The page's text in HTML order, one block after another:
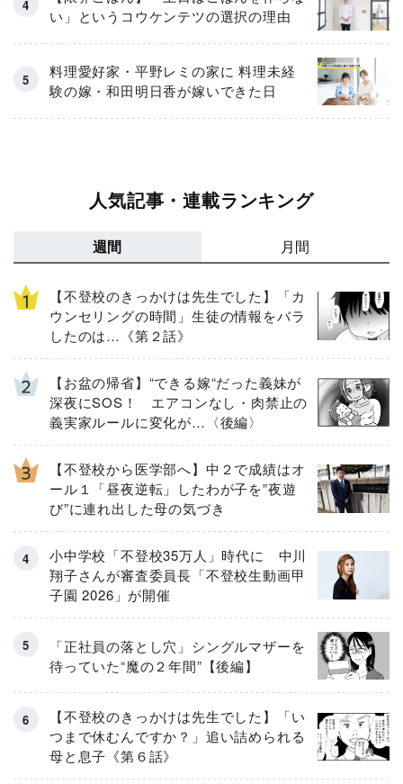
い」というコウケンテツの選択の理由
料理愛好家・平野レミの家に 料理未経
験の嫁・和田明日香が嫁いできた日
人気記事・連載ランキング
週間 月間
【不登校のきっかけは先生でした】「カ
ウンセリングの時間」生徒の情報をバラ
したのは…《第２話》
【お盆の帰省】“できる嫁“だった義妹が
深夜にSOS！ エアコンなし・肉禁止の
義実家ルールに変化が…〈後編〉
【不登校から医学部へ】中２で成績はオ
ール１「昼夜逆転」したわが子を”夜遊
び”に連れ出した母の気づき
小中学校「不登校35万人」時代に 中川
翔子さんが審査委員長「不登校生動画甲
子園 2026」が開催
「正社員の落とし穴」シングルマザーを
待っていた“魔の２年間”【後編】
【不登校のきっかけは先生でした】「い
つまで休むんですか？」追い詰められる
母と息子《第６話》